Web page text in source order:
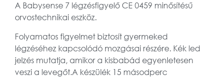
A Babysense 7 légzésfigyelő CE 0459 minősítésű
orvostechnikai eszköz.
Folyamatos figyelmet biztosít gyermeked
légzéséhez kapcsolódó mozgásai részére. Kék led
jelzés mutatja, amikor a kisbabád egyenletesen
veszi a levegőt.A készülék 15 másodperc